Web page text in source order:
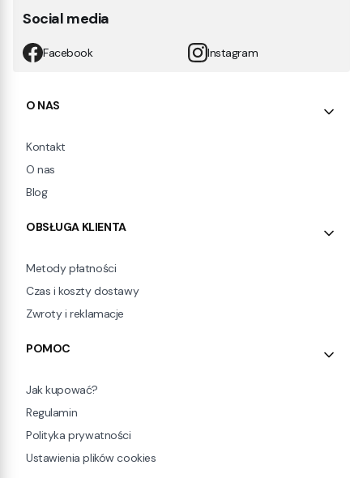
Social media
Facebook Instagram
Linki w stopce
O NAS
Kontakt
O nas
Blog
OBSŁUGA KLIENTA
Metody płatności
Czas i koszty dostawy
Zwroty i reklamacje
POMOC
Jak kupować?
Regulamin
Polityka prywatności
Ustawienia plików cookies